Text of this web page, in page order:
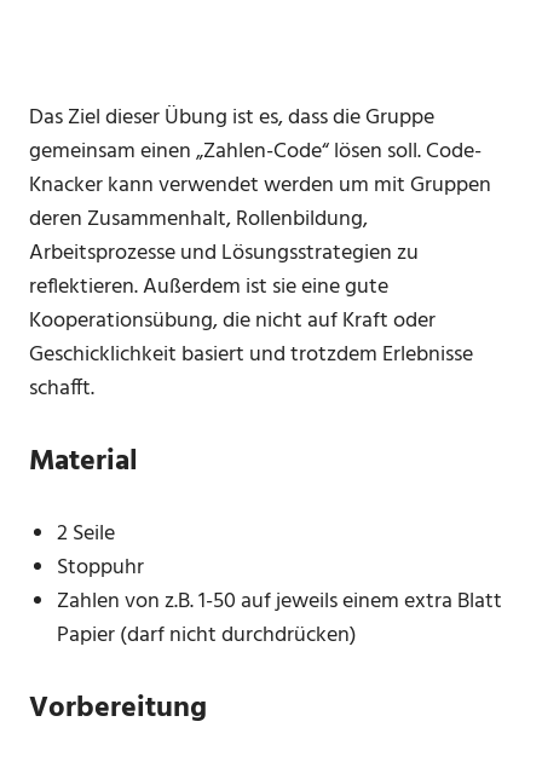
Das Ziel dieser Übung ist es, dass die Gruppe
gemeinsam einen „Zahlen-Code“ lösen soll. Code-
Knacker kann verwendet werden um mit Gruppen
deren Zusammenhalt, Rollenbildung,
Arbeitsprozesse und Lösungsstrategien zu
reflektieren. Außerdem ist sie eine gute
Kooperationsübung, die nicht auf Kraft oder
Geschicklichkeit basiert und trotzdem Erlebnisse
schafft.
Material
2 Seile
Stoppuhr
Zahlen von z.B. 1-50 auf jeweils einem extra Blatt
Papier (darf nicht durchdrücken)
Vorbereitung